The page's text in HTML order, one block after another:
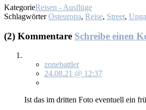
KategorieReisen - Ausflüge
Schlagwörter Osteuropa, Reise, Street,
(2) Kommentare Schreibe einen
zonebattler
24.08.21 @ 12:37
Ist das im drit­ten Fo­to even­tu­ell ein